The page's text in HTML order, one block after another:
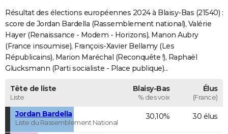
COPAINS D'AVANT
S'inscrire
Se connecter
Lycées
Collèges
Primaires
Universités
Entreprises
Service militaire
Avis de recherche
AVIS DE DÉCÈS
FORUM
Résultat des élections européennes 2024 à Blaisy-Bas (21540) :
score de Jordan Bardella (Rassemblement national), Valérie
Hayer (Renaissance - Modem - Horizons), Manon Aubry
(France insoumise), François-Xavier Bellamy (Les
Républicains), Marion Maréchal (Reconquête !), Raphaël
Glucksmann (Parti socialiste - Place publique)...
Tête de liste
Liste
Blaisy-Bas
% des voix
Élus
(France)
Jordan Bardella
Liste du Rassemblement National
30,10% 30 élus